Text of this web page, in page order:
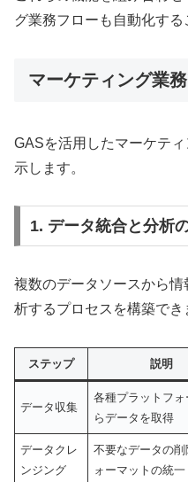
グ業務フローも自動化する
マーケティング業
GASを活用したマーケテ
示します。
1. データ統合と分析
複数のデータソースから
析するプロセスを構築でき
ステップ 説明
データ収集
各種プラットフ
らデータを取得
データクレ
ンジング
不要なデータの削
ォーマットの統一